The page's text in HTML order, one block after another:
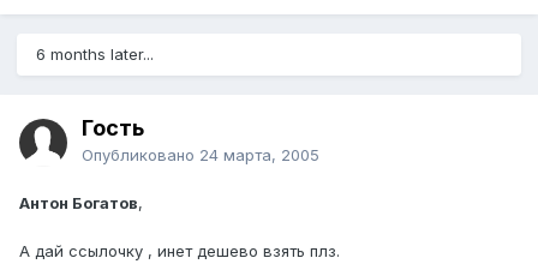
6 months later...
Гость
Опубликовано 24 марта, 2005
Антон Богатов,
А дай ссылочку , инет дешево взять плз.